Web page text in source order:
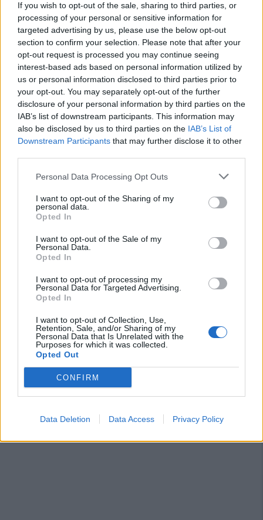
If you wish to opt-out of the sale, sharing to third parties, or
processing of your personal or sensitive information for
targeted advertising by us, please use the below opt-out
section to confirm your selection. Please note that after your
opt-out request is processed you may continue seeing
interest-based ads based on personal information utilized by
us or personal information disclosed to third parties prior to
your opt-out. You may separately opt-out of the further
disclosure of your personal information by third parties on the
IAB’s list of downstream participants. This information may
also be disclosed by us to third parties on the IAB’s List of
Downstream Participants that may further disclose it to other
Personal Data Processing Opt Outs
I want to opt-out of the Sharing of my
personal data.
Opted In
I want to opt-out of the Sale of my
Personal Data.
Opted In
I want to opt-out of processing my
Personal Data for Targeted Advertising.
Opted In
I want to opt-out of Collection, Use,
Retention, Sale, and/or Sharing of my
Personal Data that Is Unrelated with the
Purposes for which it was collected.
Opted Out
CONFIRM
Data Deletion Data Access Privacy Policy
CAPTCHA
COSA C'È SCRITTO NELL'IMMAGINE?
Inserire i caratteri mostrati nell'immagine.